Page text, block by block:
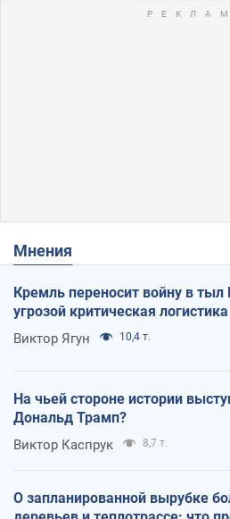
Мнения
Кремль переносит войну в
угрозой критическая логистика
Виктор Ягун 10,4 т.
На чьей стороне истории
Дональд Трамп?
Виктор Каспрук 8,7 т.
О запланированной вырубке